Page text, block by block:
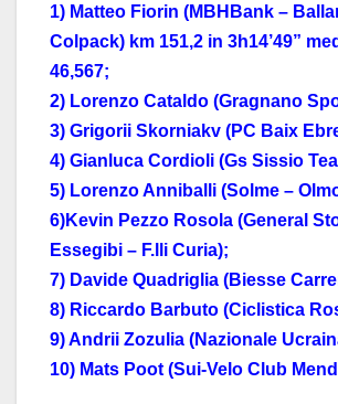
1) Matteo Fiorin (MBHBank –
Colpack) km 151,2 in 3h14’49”
46,567;
2) Lorenzo Cataldo (Gragnano
3) Grigorii Skorniakv (PC Baix
4) Gianluca Cordioli (Gs Sissio
5) Lorenzo Anniballi (Solme –
6)Kevin Pezzo Rosola (General
Essegibi – F.lli Curia);
7) Davide Quadriglia (Biesse
8) Riccardo Barbuto (Ciclistica
9) Andrii Zozulia (Nazionale
10) Mats Poot (Sui-Velo Club